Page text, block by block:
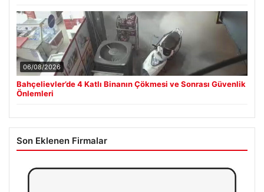
06/08/2026
Bahçelievler’de 4 Katlı Binanın Çökmesi ve Sonrası Güvenlik
Önlemleri
Son Eklenen Firmalar